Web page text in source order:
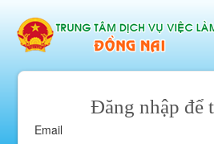
Đăng nhập để
Email